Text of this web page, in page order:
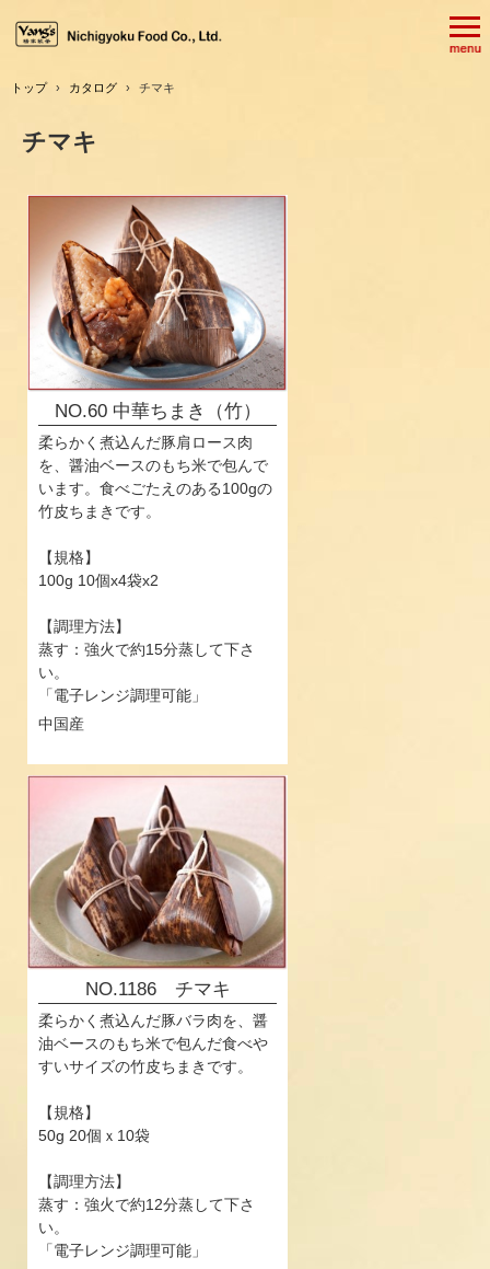
トップ › カタログ › チマキ
チマキ
NO.60 中華ちまき（竹）
柔らかく煮込んだ豚肩ロース肉
を、醤油ベースのもち米で包んで
います。食べごたえのある100gの
竹皮ちまきです。
【規格】
100g 10個x4袋x2
【調理方法】
蒸す：強火で約15分蒸して下さ
い。
「電子レンジ調理可能」
中国産
NO.1186 チマキ
柔らかく煮込んだ豚バラ肉を、醤
油ベースのもち米で包んだ食べや
すいサイズの竹皮ちまきです。
【規格】
50g 20個ｘ10袋
【調理方法】
蒸す：強火で約12分蒸して下さ
い。
「電子レンジ調理可能」